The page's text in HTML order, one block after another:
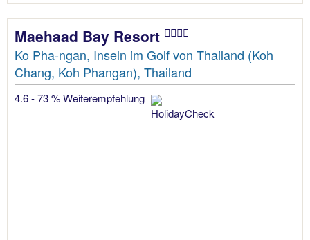
Maehaad Bay Resort
Ko Pha-ngan, Inseln im Golf von Thailand (Koh
Chang, Koh Phangan), Thailand
4.6 - 73 % Weiterempfehlung